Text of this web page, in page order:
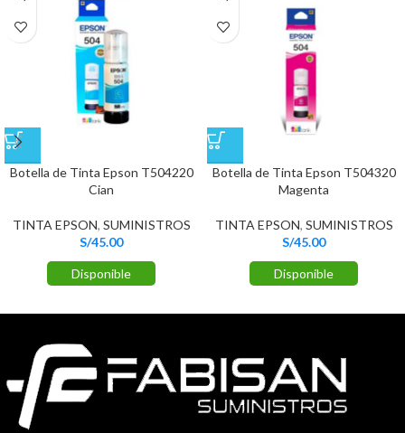
Botella de Tinta Epson T504220
Cian
TINTA EPSON, SUMINISTROS
S/45.00
Disponible
Botella de Tinta Epson T504320
Magenta
TINTA EPSON, SUMINISTROS
S/45.00
Disponible